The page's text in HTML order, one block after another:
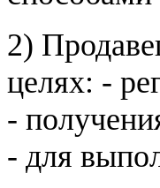
2)
целях: -
-
- для